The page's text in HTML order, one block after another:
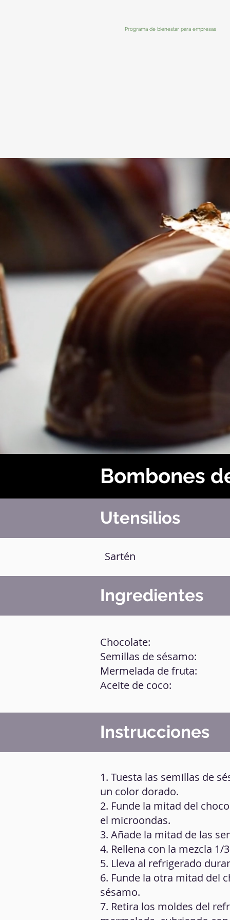
Programa de bienestar para empresas
Bombones
Utensilios
Sartén
Ingredientes
Chocolate:
Semillas de sésamo:
Mermelada de fruta:
Aceite de coco:
Instrucciones
1. Tuesta las semillas de
un color dorado.
2. Funde la mitad del
el microondas.
3. Añade la mitad de las
4. Rellena con la mezcla
5. Lleva al refrigerado
6. Funde la otra mitad del
sésamo.
7. Retira los moldes del